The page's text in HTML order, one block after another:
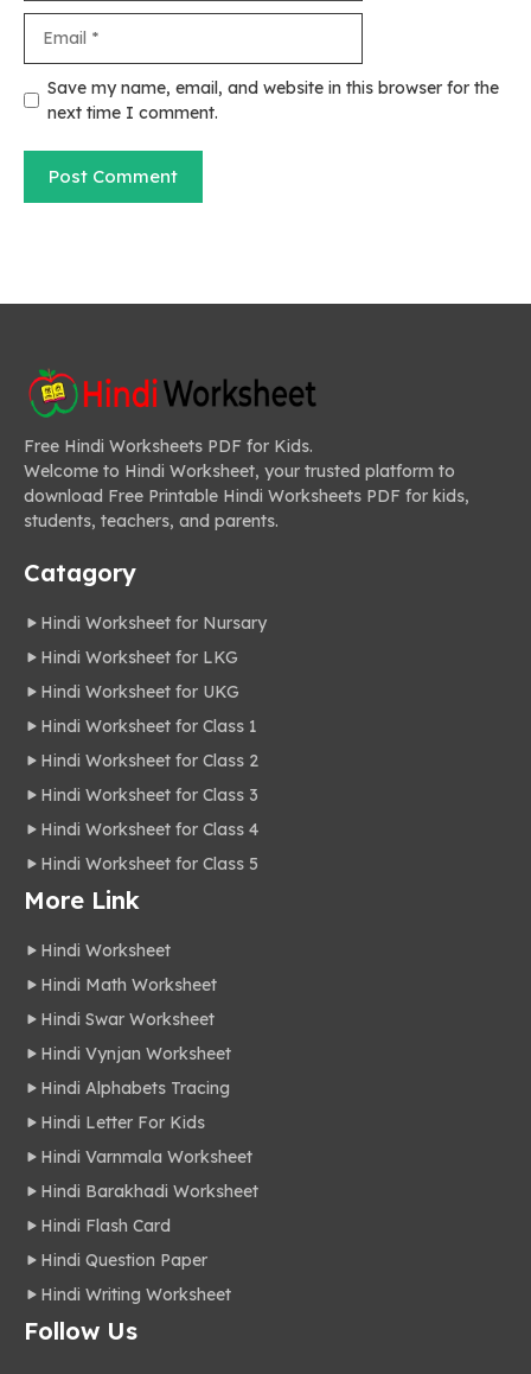
Save my name, email, and website in this browser for the
next time I comment.
Free Hindi Worksheets PDF for Kids.
Welcome to Hindi Worksheet, your trusted platform to
download Free Printable Hindi Worksheets PDF for kids,
students, teachers, and parents.
Catagory
Hindi Worksheet for Nursary
Hindi Worksheet for LKG
Hindi Worksheet for UKG
Hindi Worksheet for Class 1
Hindi Worksheet for Class 2
Hindi Worksheet for Class 3
Hindi Worksheet for Class 4
Hindi Worksheet for Class 5
More Link
Hindi Worksheet
Hindi Math Worksheet
Hindi Swar Worksheet
Hindi Vynjan Worksheet
Hindi Alphabets Tracing
Hindi Letter For Kids
Hindi Varnmala Worksheet
Hindi Barakhadi Worksheet
Hindi Flash Card
Hindi Question Paper
Hindi Writing Worksheet
Follow Us